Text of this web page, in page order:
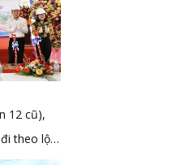
12 cũ),
theo lộ